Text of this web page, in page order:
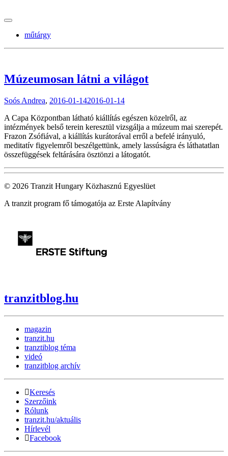
műtárgy
Múzeumosan látni a világot
Soós Andrea, 2016-01-142016-01-14
A Capa Központban látható kiállítás egészen közelről, az
intézmények belső terein keresztül vizsgálja a múzeum mai szerepét.
Frazon Zsófiával, a kiállítás kurátorával erről a befelé irányuló,
meditatív figyelemről beszélgettünk, amely lassúságra és láthatatlan
összefüggések feltárására ösztönzi a látogatót.
© 2026 Tranzit Hungary Közhasznú Egyeslüet
A tranzit program fő támogatója az Erste Alapítvány
tranzitblog.hu
magazin
tranzit.hu
tranztiblog téma
videó
tranzitblog archív
Keresés
Szerzőink
Rólunk
tranzit.hu/aktuális
Hírlevél
Facebook